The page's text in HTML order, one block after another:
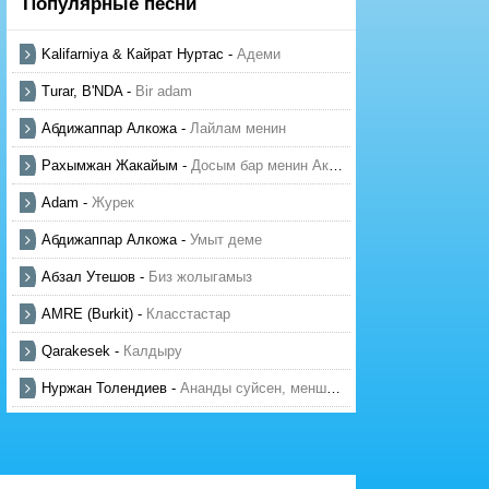
Kalifarniya & Кайрат Нуртас - Адеми
Turar, B'NDA- Bir adam
Абдижаппар Алкожа- Лайлам менин
Рахымжан Жакайым - Досым бар менин Актауда
Adam - Журек
Абдижаппар Алкожа- Умыт деме
Абзал Утешов - Биз жолыгамыз
AMRE (Burkit) - Класстастар
Qarakesek - Калдыру
Нуржан Толендиев - Ананды суйсен, менше суй